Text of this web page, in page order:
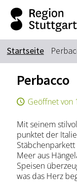
Suchbegriff
Das könnte
Stadtführungen
Citytour
Erlebnisse
Wein
Startseite
Perbacco
Geöffnet von
Mit seinem
punktet der
Meer aus
Speisen
was das Herz